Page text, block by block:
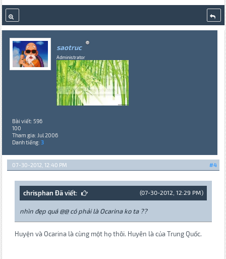
saotruc
Administrator
Bài viết: 596
100
Tham gia: Jul 2006
Danh tiếng: 3
#4
07-30-2012, 12:40 PM
(07-30-2012, 12:29 PM)
chrisphan Đã viết:
nhìn đẹp quá @@ có phải là Ocarina ko ta ??
Huyện và Ocarina là cùng một họ thôi. Huyên là của Trung Quốc.